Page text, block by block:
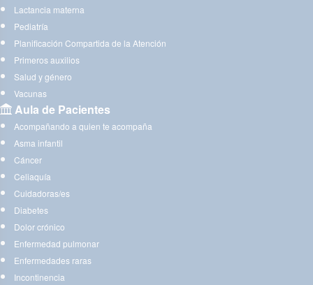
Lactancia materna
Pediatría
Planificación Compartida de la Atención
Primeros auxilios
Salud y género
Vacunas
Aula de Pacientes
Acompañando a quien te acompaña
Asma infantil
Cáncer
Celiaquía
Cuidadoras/es
Diabetes
Dolor crónico
Enfermedad pulmonar
Enfermedades raras
Incontinencia